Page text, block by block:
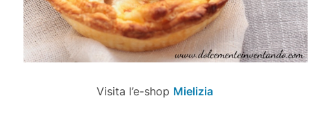
Visita l’e-shop Mielizia